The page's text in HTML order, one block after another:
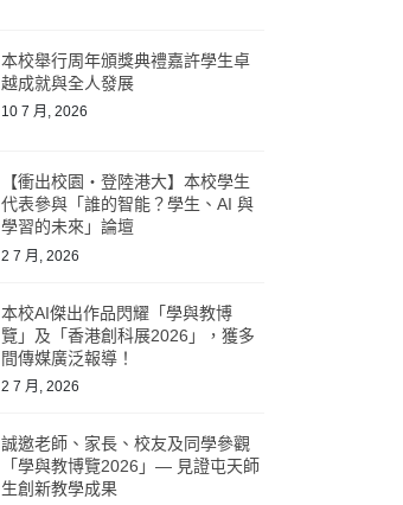
本校舉行周年頒獎典禮嘉許學生卓
越成就與全人發展
10 7 月, 2026
【衝出校園・登陸港大】本校學生
代表參與「誰的智能？學生、AI 與
學習的未來」論壇
2 7 月, 2026
本校AI傑出作品閃耀「學與教博
覽」及「香港創科展2026」，獲多
間傳媒廣泛報導！
2 7 月, 2026
誠邀老師、家長、校友及同學參觀
「學與教博覽2026」— 見證屯天師
生創新教學成果